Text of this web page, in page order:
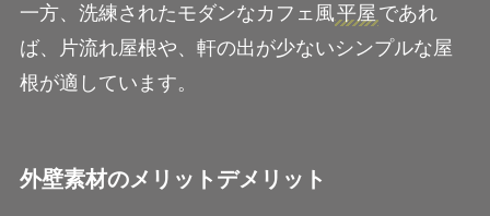
一方、洗練されたモダンなカフェ風平屋 であれ
ば、片流れ屋根や、軒の出が少ないシンプルな屋
根が適しています。
外壁素材のメリットデメリット